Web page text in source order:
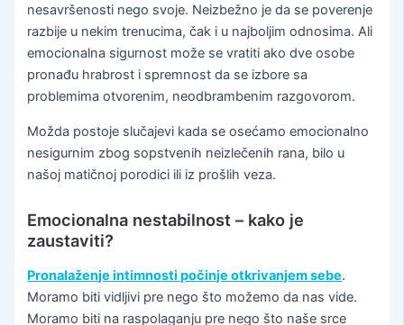
nesavršenosti nego svoje. Neizbežno je da se poverenje
razbije u nekim trenucima, čak i u najboljim odnosima. Ali
emocionalna sigurnost može se vratiti ako dve osobe
pronađu hrabrost i spremnost da se izbore sa
problemima otvorenim, neodbrambenim razgovorom.
Možda postoje slučajevi kada se osećamo emocionalno
nesigurnim zbog sopstvenih neizlečenih rana, bilo u
našoj matičnoj porodici ili iz prošlih veza.
Emocionalna nestabilnost – kako je
zaustaviti?
Pronalaženje intimnosti počinje otkrivanjem sebe.
Moramo biti vidljivi pre nego što možemo da nas vide.
Moramo biti na raspolaganju pre nego što naše srce